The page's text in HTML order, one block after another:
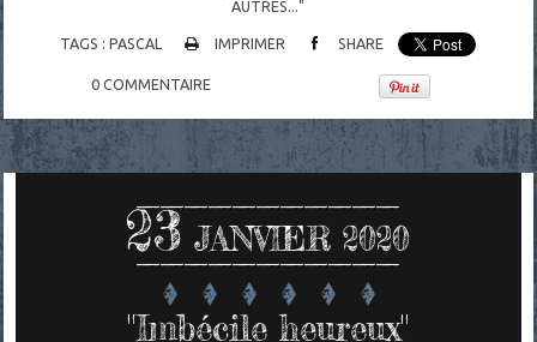
AUTRES..."
TAGS :PASCAL IMPRIMER SHARE
0 COMMENTAIRE
23 JANVIER 2020
"Imbécile heureux"